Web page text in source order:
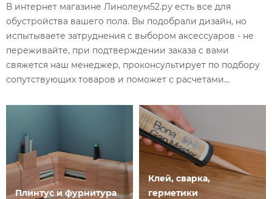
В интернет магазине Линолеум52.ру есть все для
обустройства вашего пола. Вы подобрали дизайн, но
испытываете затруднения с выбором аксессуаров - не
переживайте, при подтверждении заказа с вами
свяжется наш менеджер, проконсультирует по подбору
сопутствующих товаров и поможет с расчетами...
Плинтус и фурнитура
Клей, сварка,
герметики